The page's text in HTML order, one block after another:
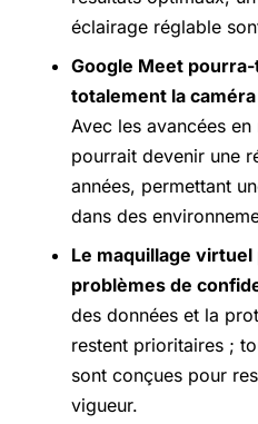
éclairage réglable
Google Meet
totalement la
Avec les avancées
pourrait devenir une
années, permettant
dans des
Le maquillage
problèmes de
des données et la
restent prioritaires ;
sont conçues pour
vigueur.